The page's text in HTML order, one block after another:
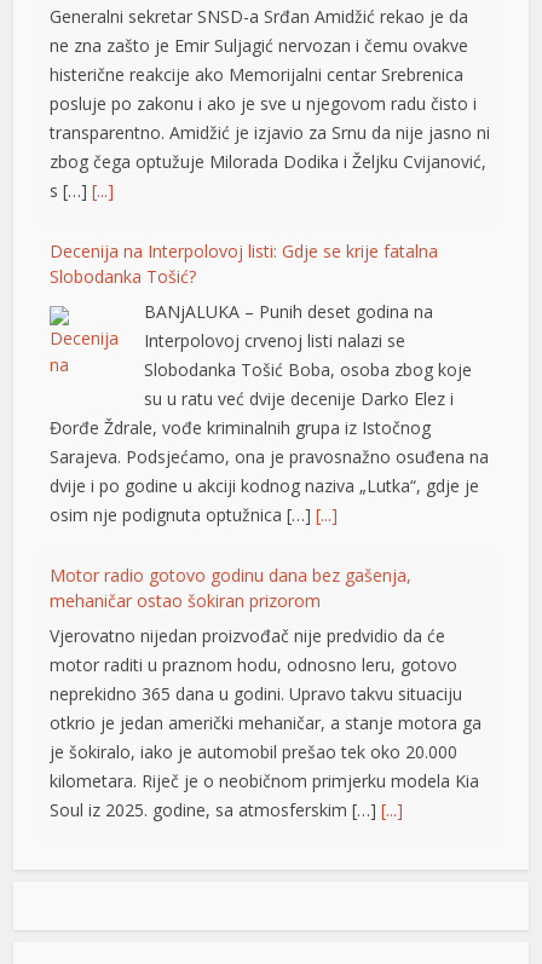
escort
Escort
dizi izle
Escort
Generalni sekretar SNSD-a Srđan Amidžić rekao je da
ne zna zašto je Emir Suljagić nervozan i čemu ovakve
histerične reakcije ako Memorijalni centar Srebrenica
posluje po zakonu i ako je sve u njegovom radu čisto i
transparentno. Amidžić je izjavio za Srnu da nije jasno ni
zbog čega optužuje Milorada Dodika i Željku Cvijanović,
s […][...]
Decenija na Interpolovoj listi: Gdje se krije fatalna
Slobodanka Tošić?
BANjALUKA – Punih deset godina na
Interpolovoj crvenoj listi nalazi se
Slobodanka Tošić Boba, osoba zbog koje
su u ratu već dvije decenije Darko Elez i
Đorđe Ždrale, vođe kriminalnih grupa iz Istočnog
Sarajeva. Podsjećamo, ona je pravosnažno osuđena na
dvije i po godine u akciji kodnog naziva „Lutka“, gdje je
osim nje podignuta optužnica […][...]
Motor radio gotovo godinu dana bez gašenja,
mehaničar ostao šokiran prizorom
Vjerovatno nijedan proizvođač nije predvidio da će
motor raditi u praznom hodu, odnosno leru, gotovo
neprekidno 365 dana u godini. Upravo takvu situaciju
otkrio je jedan američki mehaničar, a stanje motora ga
je šokiralo, iako je automobil prešao tek oko 20.000
kilometara. Riječ je o neobičnom primjerku modela Kia
Soul iz 2025. godine, sa atmosferskim […][...]
Rad objavljen u Harvardovom pravnom časopisu: Visoki
Visoki predstavnik u BiH nije nikad bio ovlašten da